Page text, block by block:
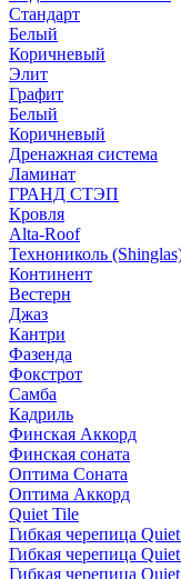
Стандарт
Белый
Коричневый
Элит
Графит
Белый
Коричневый
Дренажная система
Ламинат
ГРАНД СТЭП
Кровля
Alta-Roof
Технониколь
Континент
Вестерн
Джаз
Кантри
Фазенда
Фокстрот
Самба
Кадриль
Финская Аккорд
Финская соната
Оптима Соната
Оптима Аккорд
Quiet Tile
Гибкая черепица
Гибкая черепица
Гибкая черепица